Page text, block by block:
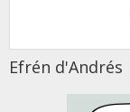
Efrén d'Andrés